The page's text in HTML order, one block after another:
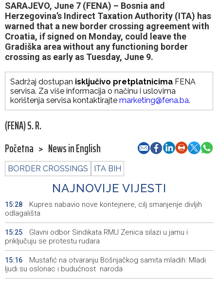
SARAJEVO, June 7 (FENA) – Bosnia and
Herzegovina’s Indirect Taxation Authority (ITA) has
warned that a new border crossing agreement with
Croatia, if signed on Monday, could leave the
Gradiška area without any functioning border
crossing as early as Tuesday, June 9.
Sadržaj dostupan isključivo pretplatnicima FENA
servisa. Za više informacija o načinu i uslovima
korištenja servisa kontaktirajte marketing@fena.ba.
(FENA) S. R.
Početna > News in English
BORDER CROSSINGS ITA BIH
NAJNOVIJE VIJESTI
15:28
Kupres nabavio nove kontejnere, cilj smanjenje divljih
odlagališta
15:25
Glavni odbor Sindikata RMU Zenica silazi u jamu i
priključuju se protestu rudara
15:16
Mustafić na otvaranju Bošnjačkog samita mladih: Mladi
ljudi su oslonac i budućnost naroda